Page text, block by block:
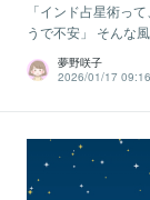
「インド占星術っ
うで不安」 そんな
夢野咲子
2026/01/17 09:16